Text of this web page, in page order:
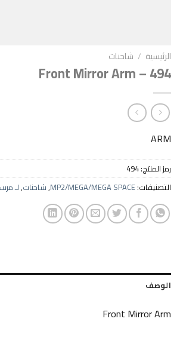
شاحنات
Front Mirror
MP2/MEGA/MEGA
,شاحنات,لـ مرسيدس
Front